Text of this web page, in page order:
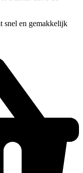
snel en gemakkelijk